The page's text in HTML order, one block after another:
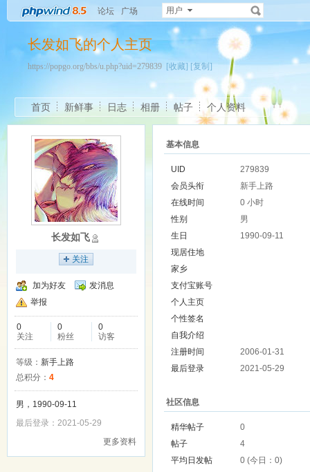
论坛 广场 用户
长发如飞的个人主页
https://popgo.org/bbs/u.php?uid=279839 [收藏] [复制]
首页 新鲜事 日志 相册 帖子 个人资料
长发如飞
关注
加为好友
发消息
举报
0
关注
0
粉丝
0
访客
等级： 新手上路
总积分： 4
男，1990-09-11
最后登录：2021-05-29
更多资料
基本信息
UID
279839
会员头衔
新手上路
在线时间
0 小时
性别
男
生日
1990-09-11
现居住地
家乡
支付宝账号
个人主页
个性签名
自我介绍
注册时间
2006-01-31
最后登录
2021-05-29
社区信息
精华帖子
0
帖子
4
平均日发帖
0 (今日：0)